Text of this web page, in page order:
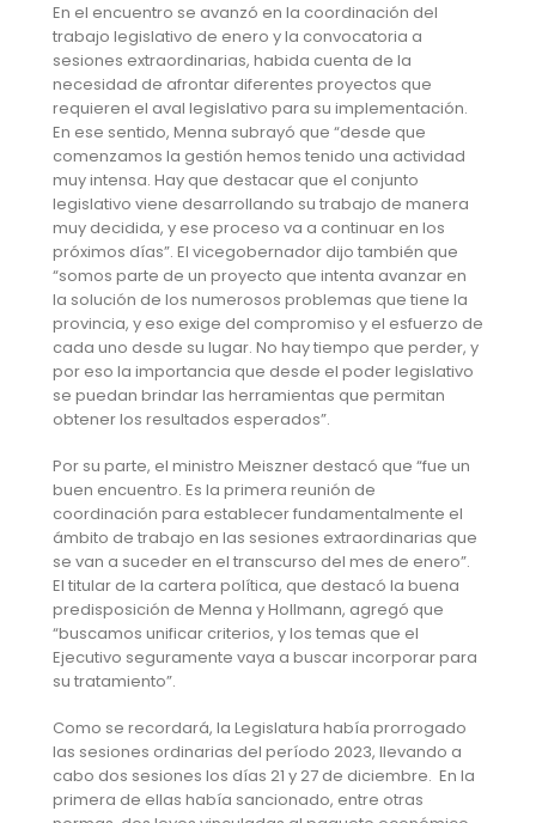
En el encuentro se avanzó en la coordinación del
trabajo legislativo de enero y la convocatoria a
sesiones extraordinarias, habida cuenta de la
necesidad de afrontar diferentes proyectos que
requieren el aval legislativo para su implementación.
En ese sentido, Menna subrayó que “desde que
comenzamos la gestión hemos tenido una actividad
muy intensa. Hay que destacar que el conjunto
legislativo viene desarrollando su trabajo de manera
muy decidida, y ese proceso va a continuar en los
próximos días”. El vicegobernador dijo también que
“somos parte de un proyecto que intenta avanzar en
la solución de los numerosos problemas que tiene la
provincia, y eso exige del compromiso y el esfuerzo de
cada uno desde su lugar. No hay tiempo que perder, y
por eso la importancia que desde el poder legislativo
se puedan brindar las herramientas que permitan
obtener los resultados esperados”.
Por su parte, el ministro Meiszner destacó que “fue un
buen encuentro. Es la primera reunión de
coordinación para establecer fundamentalmente el
ámbito de trabajo en las sesiones extraordinarias que
se van a suceder en el transcurso del mes de enero”.
El titular de la cartera política, que destacó la buena
predisposición de Menna y Hollmann, agregó que
“buscamos unificar criterios, y los temas que el
Ejecutivo seguramente vaya a buscar incorporar para
su tratamiento”.
Como se recordará, la Legislatura había prorrogado
las sesiones ordinarias del período 2023, llevando a
cabo dos sesiones los días 21 y 27 de diciembre. En la
primera de ellas había sancionado, entre otras